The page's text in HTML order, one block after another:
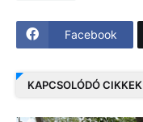
Facebook
KAPCSOLÓDÓ CIKKEK